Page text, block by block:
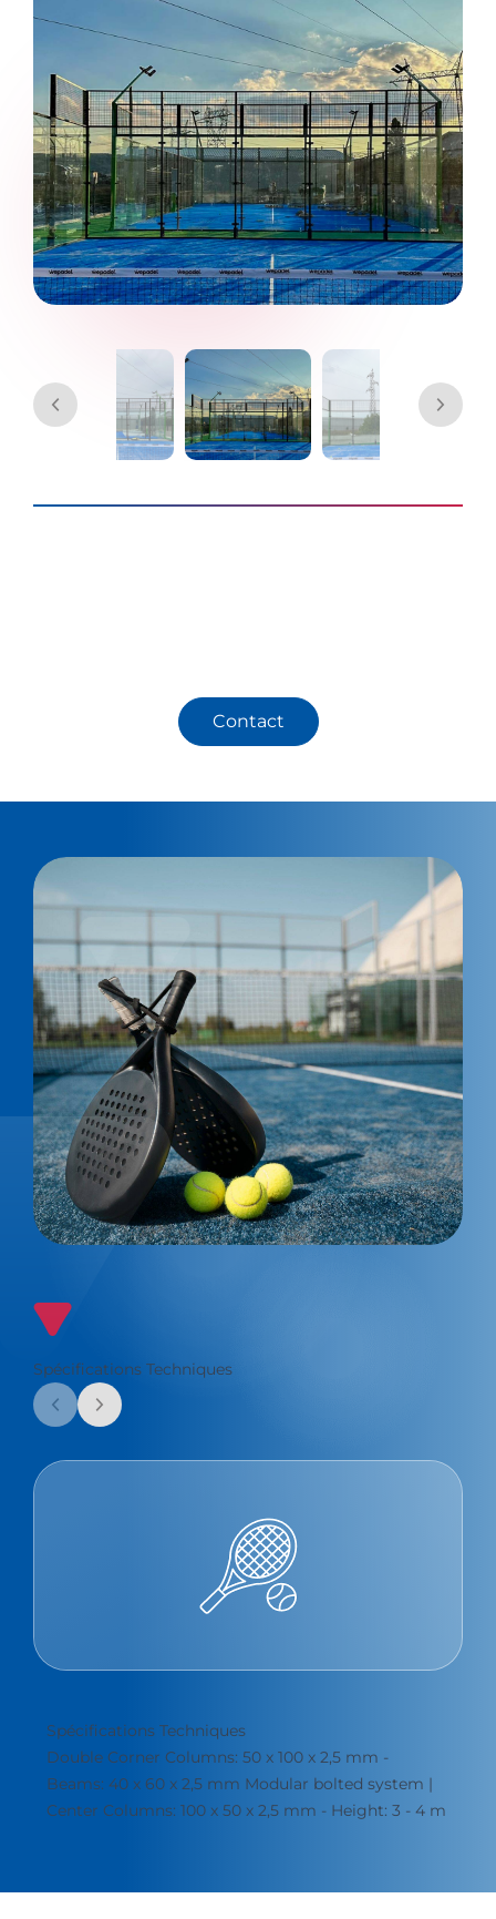
Contact
Spécifications Techniques
Spécifications Techniques
Double Corner Columns: 50 x 100 x 2,5 mm -
Beams: 40 x 60 x 2,5 mm Modular bolted system |
Center Columns: 100 x 50 x 2,5 mm - Height: 3 - 4 m